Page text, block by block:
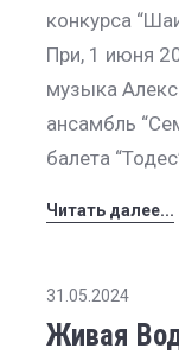
конкурса
При, 1 июня
музыка
ансамбль
балета
Читать далее...
31.05.2024
Живая